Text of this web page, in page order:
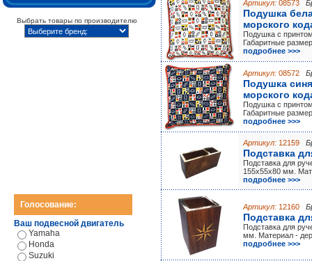
Выбрать товары по производителю
Голосование:
Ваш подвесной двигатель
Yamaha
Honda
Suzuki
Артикул: 08573
Подушка
морского
Подушка с
Габаритные
подробнее >>>
Артикул: 08572
Подушка
морского
Подушка с
Габаритные
подробнее >>>
Артикул: 12159
Подставка
Подставка для
155х55х80 мм.
подробнее >>>
Артикул: 12160
Подставка
Подставка для
мм. Материал -
подробнее >>>